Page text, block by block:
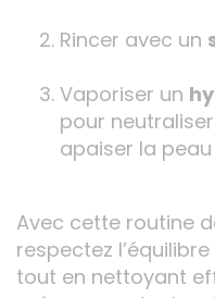
Rincer avec un
Vaporiser un
pour
apaiser la peau
Avec cette routine
respectez
tout en nettoyant